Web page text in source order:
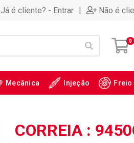
Já é cliente? - Entrar | Não é
0
Mecânica Injeção Freio
CORREIA :